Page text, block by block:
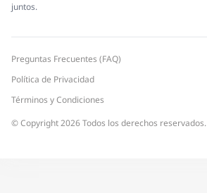
juntos.
© Copyright 2026 Todos los derechos reservados.
Preguntas Frecuentes (FAQ)
Política de Privacidad
Términos y Condiciones